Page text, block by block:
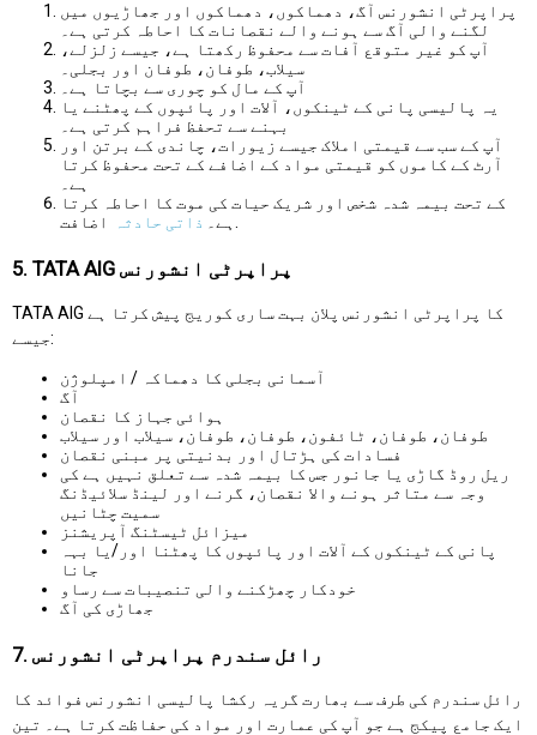
پراپرٹی انشورنس آگ، دھماکوں، دھماکوں اور جھاڑیوں میں
لگنے والی آگ سے ہونے والے نقصانات کا احاطہ کرتی ہے۔
آپ کو غیر متوقع آفات سے محفوظ رکھتا ہے، جیسے زلزلے،
سیلاب، طوفان، طوفان اور بجلی۔
آپ کے مال کو چوری سے بچاتا ہے۔
یہ پالیسی پانی کے ٹینکوں، آلات اور پائپوں کے پھٹنے یا
بہنے سے تحفظ فراہم کرتی ہے۔
آپ کے سب سے قیمتی املاک جیسے زیورات، چاندی کے برتن اور
آرٹ کے کاموں کو قیمتی مواد کے اضافے کے تحت محفوظ کرتا
ہے۔
کے تحت بیمہ شدہ شخص اور شریک حیات کی موت کا احاطہ کرتا
ہے۔ ذاتی حادثہ اضافت.
5. TATA AIG پراپرٹی انشورنس
TATA AIG کا پراپرٹی انشورنس پلان بہت ساری کوریج پیش کرتا ہے
جیسے:
آسمانی بجلی کا دھماکہ / امپلوژن
آگ
ہوائی جہاز کا نقصان
طوفان، طوفان، ٹائفون، طوفان، طوفان، سیلاب اور سیلاب
فسادات کی ہڑتال اور بدنیتی پر مبنی نقصان
ریل روڈ گاڑی یا جانور جس کا بیمہ شدہ سے تعلق نہیں ہے کی
وجہ سے متاثر ہونے والا نقصان، گرنے اور لینڈ سلائیڈنگ
سمیت چٹانیں
میزائل ٹیسٹنگ آپریشنز
پانی کے ٹینکوں کے آلات اور پائپوں کا پھٹنا اور/یا بہہ
جانا
خودکار چھڑکنے والی تنصیبات سے رساو
جھاڑی کی آگ
7. رائل سندرم پراپرٹی انشورنس
رائل سندرم کی طرف سے بھارت گریہ رکشا پالیسی انشورنس فوائد کا
ایک جامع پیکج ہے جو آپ کی عمارت اور مواد کی حفاظت کرتا ہے۔ تین